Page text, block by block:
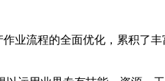
业流程的全面优化，累积了